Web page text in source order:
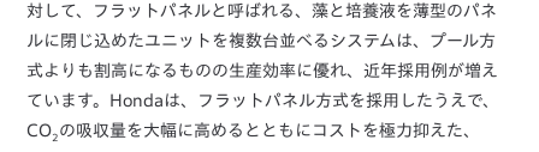
対して、フラットパネルと呼ばれる、藻と培養液を薄型のパネ
ルに閉じ込めたユニットを複数台並べるシステムは、プール方
式よりも割高になるものの生産効率に優れ、近年採用例が増え
ています。Hondaは、フラットパネル方式を採用したうえで、
CO2 の吸収量を大幅に高めるとともにコストを極力抑えた、